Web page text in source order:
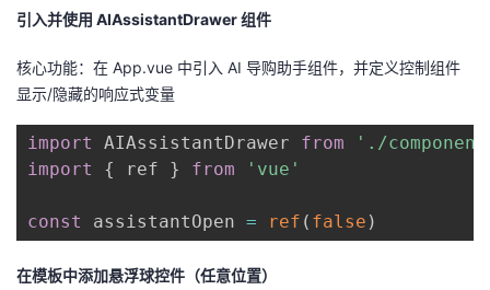
引入并使用 AIAssistantDrawer 组件
核心功能：在 App.vue 中引入 AI 导购助手组件，并定义控制组件
显示/隐藏的响应式变量
import AIAssistantDrawer from
'./
import
{ ref } from 'vue'
const assistantOpen = ref ( false )
在模板中添加悬浮球控件（任意位置）